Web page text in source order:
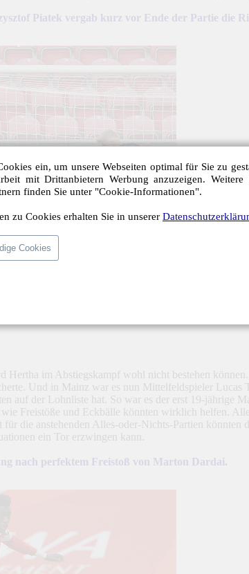
Piatek vergab kurz vor Ende der Partie die
im Abstiegskampf wohl nicht bestehen
Und in Mainz war es nun Mittelfeldspieler Lucas
auf der Lohnliste hat. So war es der erst 19-jährige
Freistöße und Eckbälle könnten wirklich helfen.
die anstehenden Alles-oder-Nichts-Partien
ein Tor erzwingen kann.
nach perfektem Freistoß von Marton Dardai.
ein, um unsere Webseiten optimal für Sie zu
mit Drittanbietern Werbung anzuzeigen.
finden Sie unter "Cookie-Informationen".
zu Cookies erhalten Sie in unserer
Cookies